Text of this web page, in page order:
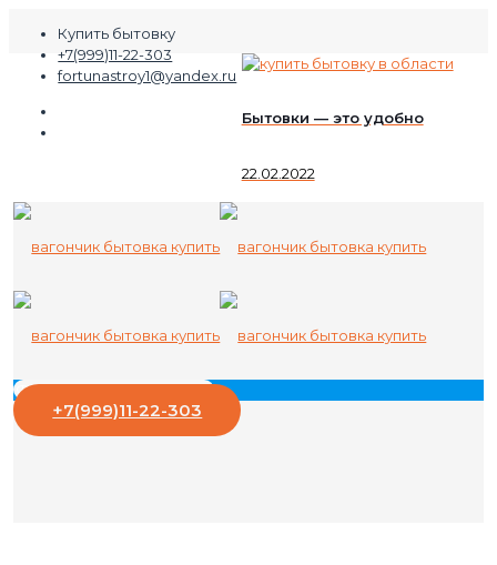
Купить бытовку
+7(999)11-22-303
fortunastroy1@yandex.ru
+7(999)11-22-303
Бытовки — это удобно
22.02.2022